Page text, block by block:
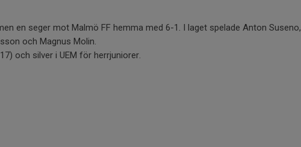
en seger mot Malmö FF hemma med 6-1. I laget spelade Anton Suseno,
och Magnus Molin.
och silver i UEM för herrjuniorer.